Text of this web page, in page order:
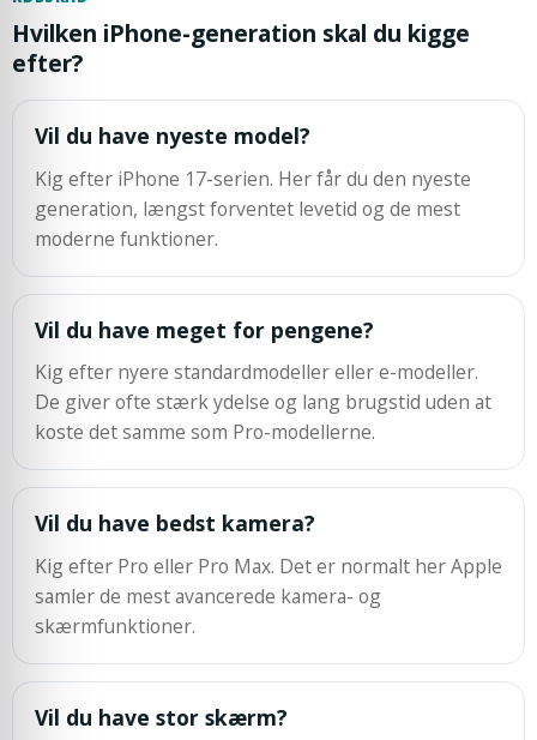
Hvilken iPhone-generation skal du kigge
efter?
Vil du have nyeste model?
Kig efter iPhone 17-serien. Her får du den nyeste
generation, længst forventet levetid og de mest
moderne funktioner.
Vil du have meget for pengene?
Kig efter nyere standardmodeller eller e-modeller.
De giver ofte stærk ydelse og lang brugstid uden at
koste det samme som Pro-modellerne.
Vil du have bedst kamera?
Kig efter Pro eller Pro Max. Det er normalt her Apple
samler de mest avancerede kamera- og
skærmfunktioner.
Vil du have stor skærm?